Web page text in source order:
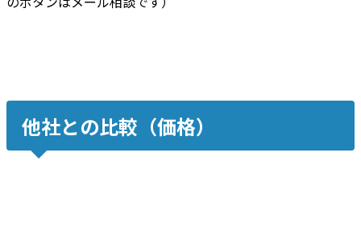
他社との比較（価格）